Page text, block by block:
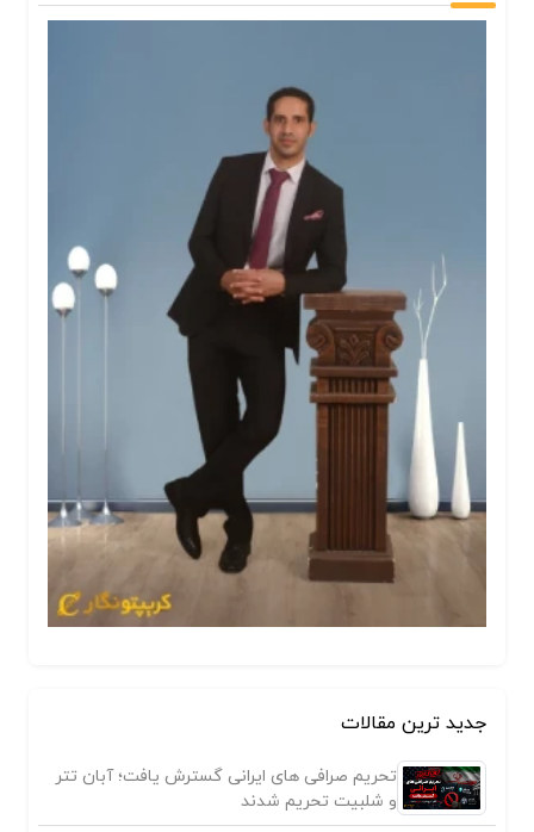
جدید ترین مقالات
تحریم صرافی های ایرانی گسترش یافت؛ آبان تتر
و شلبیت تحریم شدند